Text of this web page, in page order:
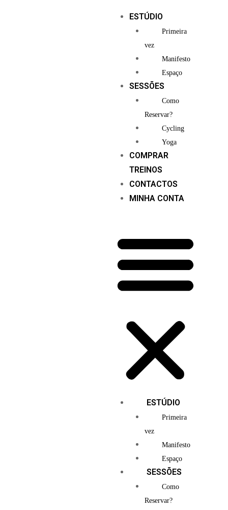
ESTÚDIO
Primeira
vez
Manifesto
Espaço
SESSÕES
Como
Reservar?
Cycling
Yoga
COMPRAR
TREINOS
CONTACTOS
MINHA CONTA
ESTÚDIO
Primeira
vez
Manifesto
Espaço
SESSÕES
Como
Reservar?